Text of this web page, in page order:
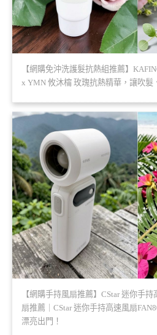
【網購免沖洗護髮抗熱組推薦】
x YMN 攸沐橣 玫瑰抗熱精華，讓吹髮
【網購手持風扇推薦】CStar 迷你手
扇推薦｜CStar 迷你手持高速風扇
漂亮出門！